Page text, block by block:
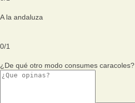
A la andaluza
0/1
¿De qué otro modo consumes caracoles?